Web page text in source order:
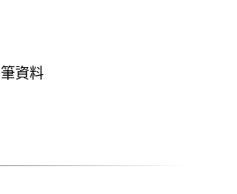
筆資料